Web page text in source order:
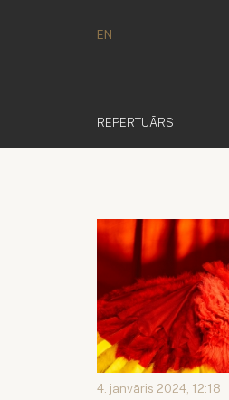
EN
REPERTUĀRS
4. janvāris 2024, 12:18